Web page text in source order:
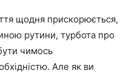
щодня прискорюється,
рутини, турбота про
чимось
Але як ви